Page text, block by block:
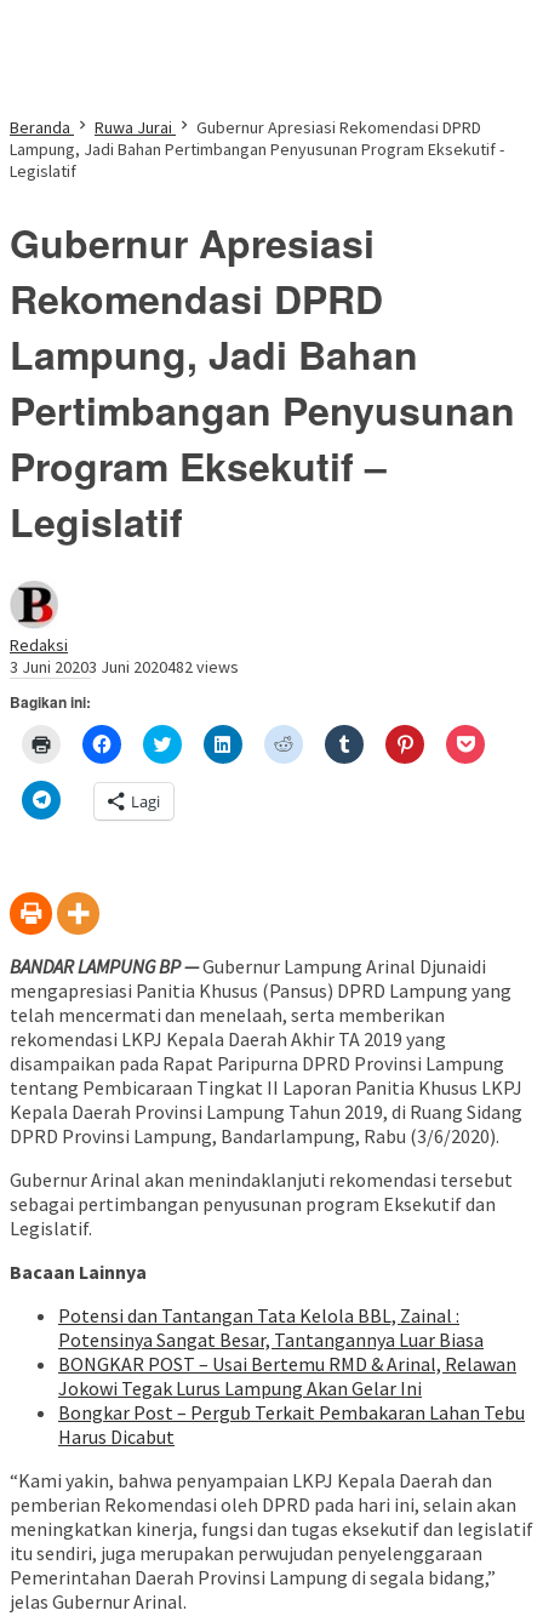
Beranda Ruwa Jurai
Gubernur Apresiasi Rekomendasi DPRD
Lampung, Jadi Bahan Pertimbangan Penyusunan Program Eksekutif -
Legislatif
Gubernur Apresiasi
Rekomendasi DPRD
Lampung, Jadi Bahan
Pertimbangan Penyusunan
Program Eksekutif –
Legislatif
Redaksi
3 Juni 20203 Juni 2020482 views
Bagikan ini:
untuk
di
jendela
yang
Klik
untuk
di
Facebook(Membuka
di
Klik
untuk
pada
di
Klik
untuk
Klik
untuk
Klik
untuk
Klik
untuk
Klik
untuk
Klik
untuk
berbagi
jendela
yang
baru)
Lagi
BANDAR LAMPUNG BP —Gubernur Lampung Arinal Djunaidi
mengapresiasi Panitia Khusus (Pansus) DPRD Lampung yang
telah mencermati dan menelaah, serta memberikan
rekomendasi LKPJ Kepala Daerah Akhir TA 2019 yang
disampaikan pada Rapat Paripurna DPRD Provinsi Lampung
tentang Pembicaraan Tingkat II Laporan Panitia Khusus LKPJ
Kepala Daerah Provinsi Lampung Tahun 2019, di Ruang Sidang
DPRD Provinsi Lampung, Bandarlampung, Rabu (3/6/2020).
Gubernur Arinal akan menindaklanjuti rekomendasi tersebut
sebagai pertimbangan penyusunan program Eksekutif dan
Legislatif.
Bacaan Lainnya
Potensi dan Tantangan Tata Kelola BBL, Zainal :
Potensinya Sangat Besar, Tantangannya Luar Biasa
BONGKAR POST – Usai Bertemu RMD & Arinal, Relawan
Jokowi Tegak Lurus Lampung Akan Gelar Ini
Bongkar Post – Pergub Terkait Pembakaran Lahan Tebu
Harus Dicabut
“Kami yakin, bahwa penyampaian LKPJ Kepala Daerah dan
pemberian Rekomendasi oleh DPRD pada hari ini, selain akan
meningkatkan kinerja, fungsi dan tugas eksekutif dan legislatif
itu sendiri, juga merupakan perwujudan penyelenggaraan
Pemerintahan Daerah Provinsi Lampung di segala bidang,”
jelas Gubernur Arinal.